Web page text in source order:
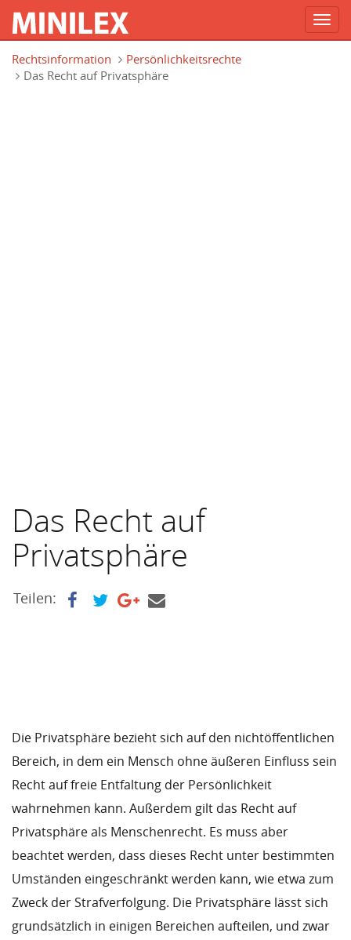
Rechtsinformation
Persönlichkeitsrechte
Das Recht auf Privatsphäre
Das Recht auf
Privatsphäre
Teilen:
Die Privatsphäre bezieht sich auf den nichtöffentlichen
Bereich, in dem ein Mensch ohne äußeren Einfluss sein
Recht auf freie Entfaltung der Persönlichkeit
wahrnehmen kann. Außerdem gilt das Recht auf
Privatsphäre als Menschenrecht. Es muss aber
beachtet werden, dass dieses Recht unter bestimmten
Umständen eingeschränkt werden kann, wie etwa zum
Zweck der Strafverfolgung. Die Privatsphäre lässt sich
grundsätzlich in einigen Bereichen aufteilen, und zwar